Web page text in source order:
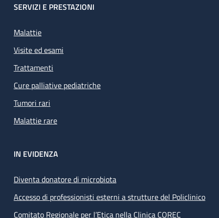
SERVIZI E PRESTAZIONI
Malattie
Visite ed esami
Trattamenti
Cure palliative pediatriche
Tumori rari
Malattie rare
IN EVIDENZA
Diventa donatore di microbiota
Accesso di professionisti esterni a strutture del Policlinico
Comitato Regionale per l’Etica nella Clinica COREC